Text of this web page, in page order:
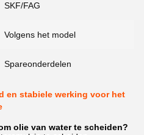
SKF/FAG
Volgens het model
Spareonderdelen
en stabiele werking voor het
olie van water te scheiden?